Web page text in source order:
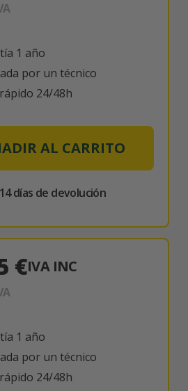
1 año
por un técnico
24/48h
AL CARRITO
14 días de devolución
€IVA INC
1 año
por un técnico
24/48h